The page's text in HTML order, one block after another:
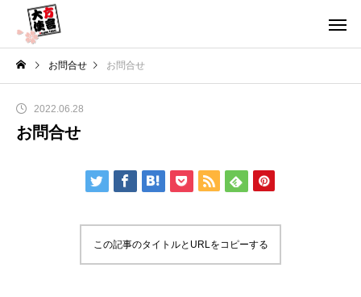
お問合せ お問合せ
お問合せ
2022.06.28
この記事のタイトルとURLをコピーする